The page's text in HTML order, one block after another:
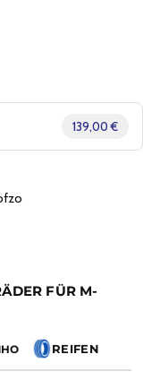
139,00 €
FÜR M-
REIFEN